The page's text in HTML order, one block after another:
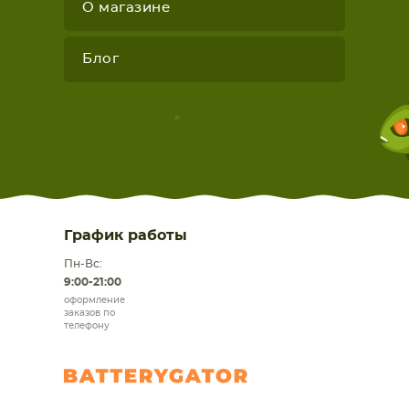
О магазине
Блог
График работы
Пн-Вс:
9:00-21:00
оформление
заказов по
телефону